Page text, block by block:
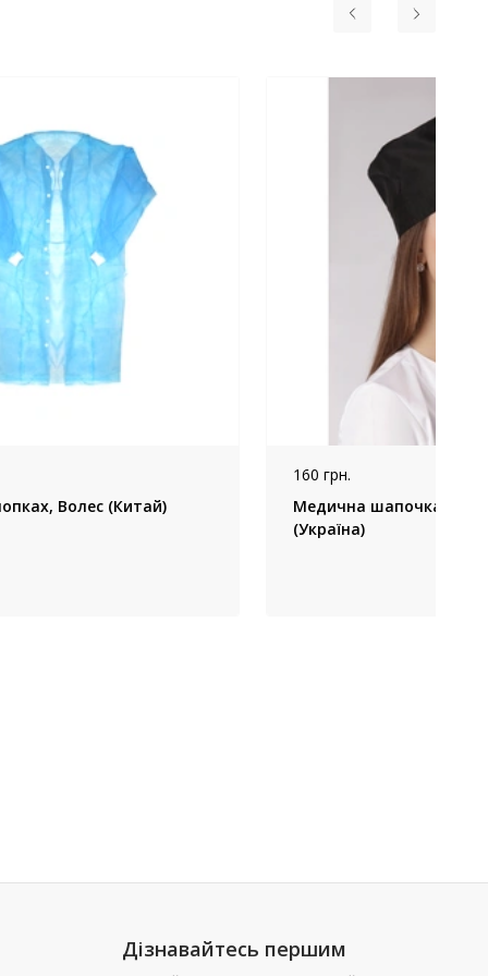
Волес (Китай)
160 грн.
Медична шапочка
(Україна)
Дізнавайтесь першим